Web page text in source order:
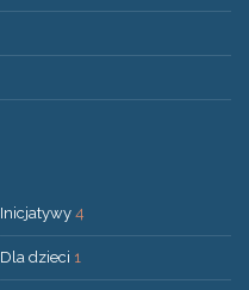
Inicjatywy 4
Dla dzieci 1